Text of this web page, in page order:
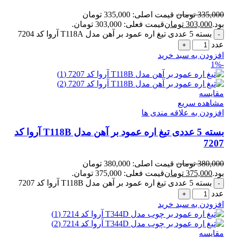
335,000 تومان
قیمت اصلی: 335,000 تومان
بود.303,000 تومانقیمت فعلی: 303,000 تومان.
بسته 5 عددی تیغ اره عمود بر آهن مدل T118A آروا کد 7204
عدد
افزودن به سبد خرید
-1%
مقایسه
مشاهده سریع
افزودن به علاقه مندی ها
بسته 5 عددی تیغ اره عمود بر آهن مدل T118B آروا کد
7207
380,000 تومان
قیمت اصلی: 380,000 تومان
بود.375,000 تومانقیمت فعلی: 375,000 تومان.
بسته 5 عددی تیغ اره عمود بر آهن مدل T118B آروا کد 7207
عدد
افزودن به سبد خرید
مقایسه